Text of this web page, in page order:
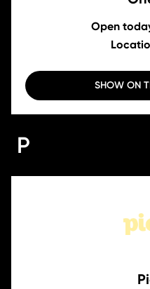
Open
SHOW ON
P